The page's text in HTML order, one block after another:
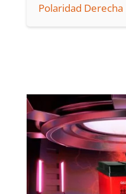
Polaridad Derecha